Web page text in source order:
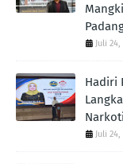
Juli 24,
Hadiri
Juli 24,